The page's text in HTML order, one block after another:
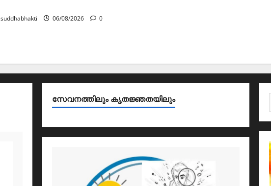
suddhabhakti 06/08/2026 0
സേവനത്തിലും കൃതജ്ഞതയിലും